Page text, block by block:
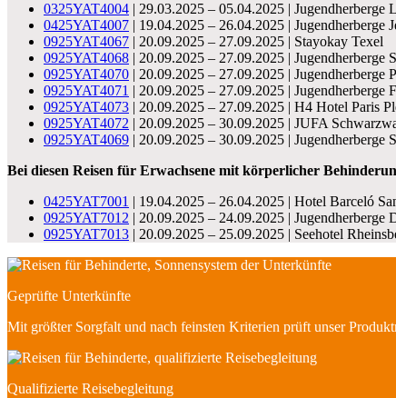
0325YAT4004 | 29.03.2025 – 05.04.2025 | Jugendherberge
0425YAT4007 | 19.04.2025 – 26.04.2025 | Jugendherberge
0925YAT4067 | 20.09.2025 – 27.09.2025 | Stayokay Texel
0925YAT4068 | 20.09.2025 – 27.09.2025 | Jugendherberge
0925YAT4070 | 20.09.2025 – 27.09.2025 | Jugendherberge
0925YAT4071 | 20.09.2025 – 27.09.2025 | Jugendherberge
0925YAT4073 | 20.09.2025 – 27.09.2025 | H4 Hotel Paris
0925YAT4072 | 20.09.2025 – 30.09.2025 | JUFA
0925YAT4069 | 20.09.2025 – 30.09.2025 | Jugendherberge
Bei diesen Reisen für Erwachsene mit körperlicher
0425YAT7001 | 19.04.2025 – 26.04.2025 | Hotel Barceló
0925YAT7012 | 20.09.2025 – 24.09.2025 | Jugendherberge
0925YAT7013 | 20.09.2025 – 25.09.2025 | Seehotel
Geprüfte Unterkünfte
Mit größter Sorgfalt und nach feinsten Kriterien prüft unser
Qualifizierte Reisebegleitung